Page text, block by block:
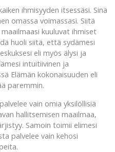
ihmisyyden itsessäsi. Sinä
omassa voimassasi. Siitä
kuuluvat ihmiset
huoli siitä, että sydämesi
eli myös älysi ja
intuitiivinen ja
Elämän kokonaisuuden eli
paremmin.
vain omia yksilöllisiä
hallitsemisen maailmaa,
Samoin toimii elimesi
palvelee vain kehosi